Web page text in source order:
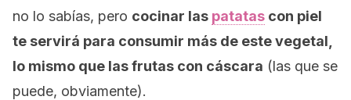
no lo sabías, pero cocinar las patatas con piel
te servirá para consumir más de este vegetal,
lo mismo que las frutas con cáscara (las que se
puede, obviamente).